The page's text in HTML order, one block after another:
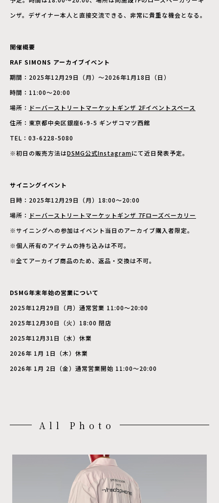
ンザ。デザイナー本人と直接交流できる、非常に貴重な機会となる。
開催概要
RAF SIMONS アーカイブイベント
期間：2025年12月29日（月）〜2026年1月18日（日）
時間：11:00〜20:00
場所： ドーバーストリートマーケットギンザ 2Fイベントスペース
住所：東京都中央区銀座6-9-5 ギンザコマツ西館
TEL：03-6228-5080
※初日の販売方法はDSMG公式Instagramにて近日発表予定。
サイニングイベント
日時：2025年12月29日（月）18:00〜20:00
場所： ドーバーストリートマーケットギンザ 7Fローズベーカリー
※サイニングへの参加はイベント当日のアーカイブ購入者限定。
※個人所有のアイテムの持ち込みは不可。
※全てアーカイブ商品のため、返品・交換は不可。
DSMG年末年始の営業について
2025年12月29日（月）通常営業 11:00〜20:00
2025年12月30日（火）18:00 閉店
2025年12月31日（水）休業
2026年 1月 1日（木）休業
2026年 1月 2日（金）通常営業開始 11:00〜20:00
All Photo